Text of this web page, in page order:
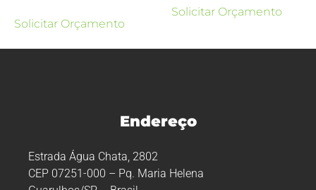
Solicitar Orçamento
Solicitar Orçamento
Endereço
Estrada Água Chata, 2802
CEP 07251-000 – Pq. Maria Helena